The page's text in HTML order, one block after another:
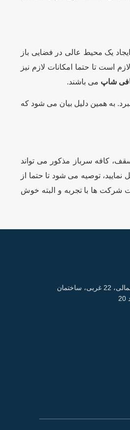
یک محیط عالی در فضایی باز
است تا حتما امکانات لازم نیز
شاپ می باشند.
به همین دلیل بیان می شود که
کافه سرباز مذکور می تواند
توصیه می شود تا حتما از
شرکت ها با تجربه و البته خوش
سعادت اباد، علامه شمالی، 22 غربی، ساختمان